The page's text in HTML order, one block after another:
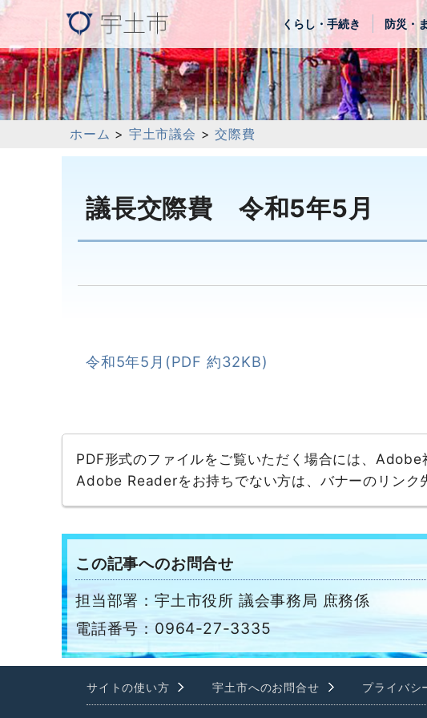
くらし・手続き 防災・
ホーム > 宇土市議会 >交際費
議長交際費 令和5年5月
令和5年5月(PDF 約32KB)
PDF形式のファイルをご覧いただく場合には、
Adobe Readerをお持ちでない方は、バナーのリンク
この記事へのお問合せ
担当部署：宇土市役所 議会事務局 庶務係
電話番号：0964-27-3335
サイトの使い方 宇土市へのお問合せ プライバシ